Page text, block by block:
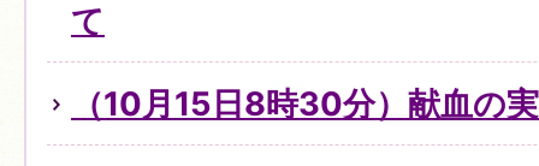
て
（10月15日8時30分）献血の